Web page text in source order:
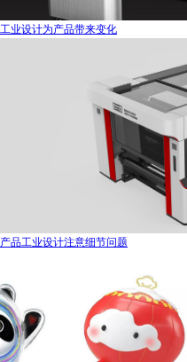
工业设计为产品带来变化
产品工业设计注意细节问题